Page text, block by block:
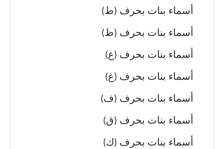
أسماء بنات بحرف (ط)
أسماء بنات بحرف (ظ)
أسماء بنات بحرف (ع)
أسماء بنات بحرف (غ)
أسماء بنات بحرف (ف)
أسماء بنات بحرف (ق)
أسماء بنات بحرف (ك)